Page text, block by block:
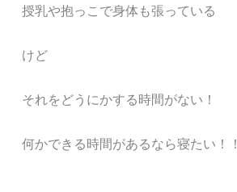
授乳や抱っこで身体も張っている
けど
それをどうにかする時間がない！
何かできる時間があるなら寝たい！！